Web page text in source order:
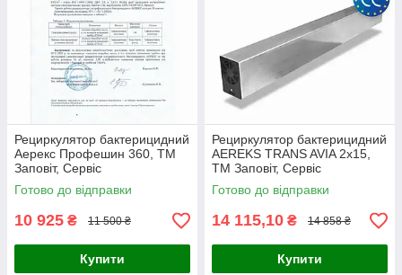
Рециркулятор бактерицидний
Аерекс Профешин 360, ТМ
Заповіт, Сервіс
Готово до відправки
10 925 ₴ 11 500 ₴
Купити
Рециркулятор бактерицидний
AEREKS TRANS AVIA 2x15,
ТМ Заповіт, Сервіс
Готово до відправки
14 115,10 ₴ 14 858 ₴
Купити